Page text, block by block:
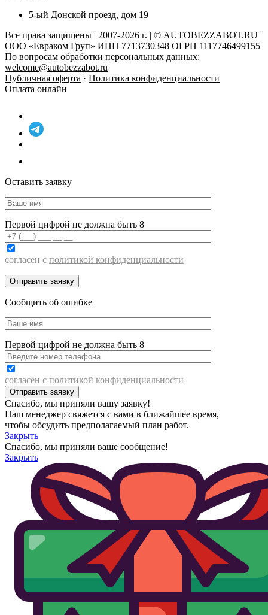
5-ый Донской проезд, дом 19
Все права защищены | 2007-2026 г. | © AUTOBEZZABOT.RU |
ООО «Евраком Груп» ИНН 7713730348 ОГРН 1117746499155
По вопросам обработки персональных данных:
welcome@autobezzabot.ru
Публичная оферта · Политика конфиденциальности
Оплата онлайн
Оставить заявку
Первой цифрой не должна быть 8
согласен с политикой конфиденциальности
Сообщить об ошибке
Первой цифрой не должна быть 8
согласен с политикой конфиденциальности
Спасибо, мы приняли вашу заявку!
Наш менеджер свяжется с вами в ближайшее время,
чтобы обсудить предполагаемый план работ.
Закрыть
Спасибо, мы приняли ваше сообщение!
Закрыть